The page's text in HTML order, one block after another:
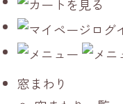
窓まわり